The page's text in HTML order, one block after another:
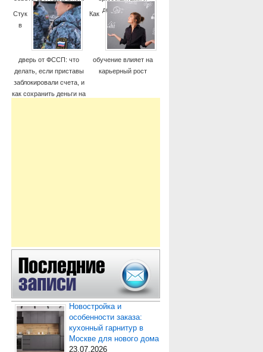
момента
дорогие часы
Стук
в
дверь от ФССП: что
делать, если приставы
заблокировали счета, и
как сохранить деньги на
Как
обучение влияет на
карьерный рост
Новостройка и
особенности заказа:
кухонный гарнитур в
Москве для нового дома
23.07.2026